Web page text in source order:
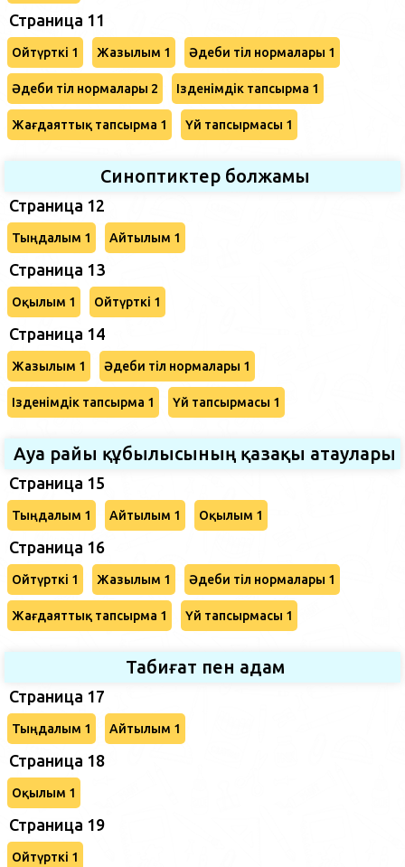
Страница 11
Ойтүрткі 1 Жазылым 1 Әдеби тіл нормалары 1
Әдеби тіл нормалары 2 Ізденімдік тапсырма 1
Жағдаяттық тапсырма 1 Үй тапсырмасы 1
Синоптиктер болжамы
Страница 12
Тыңдалым 1 Айтылым 1
Страница 13
Оқылым 1 Ойтүрткі 1
Страница 14
Жазылым 1 Әдеби тіл нормалары 1
Ізденімдік тапсырма 1 Үй тапсырмасы 1
Ауа райы құбылысының қазақы атаулары
Страница 15
Тыңдалым 1 Айтылым 1 Оқылым 1
Страница 16
Ойтүрткі 1 Жазылым 1 Әдеби тіл нормалары 1
Жағдаяттық тапсырма 1 Үй тапсырмасы 1
Табиғат пен адам
Страница 17
Тыңдалым 1 Айтылым 1
Страница 18
Оқылым 1
Страница 19
Ойтүрткі 1